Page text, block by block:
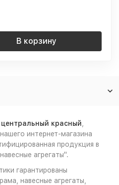
В корзину
красный
интернет-магазина
продукция в
агрегаты".
гарантированы
навесные агрегаты,